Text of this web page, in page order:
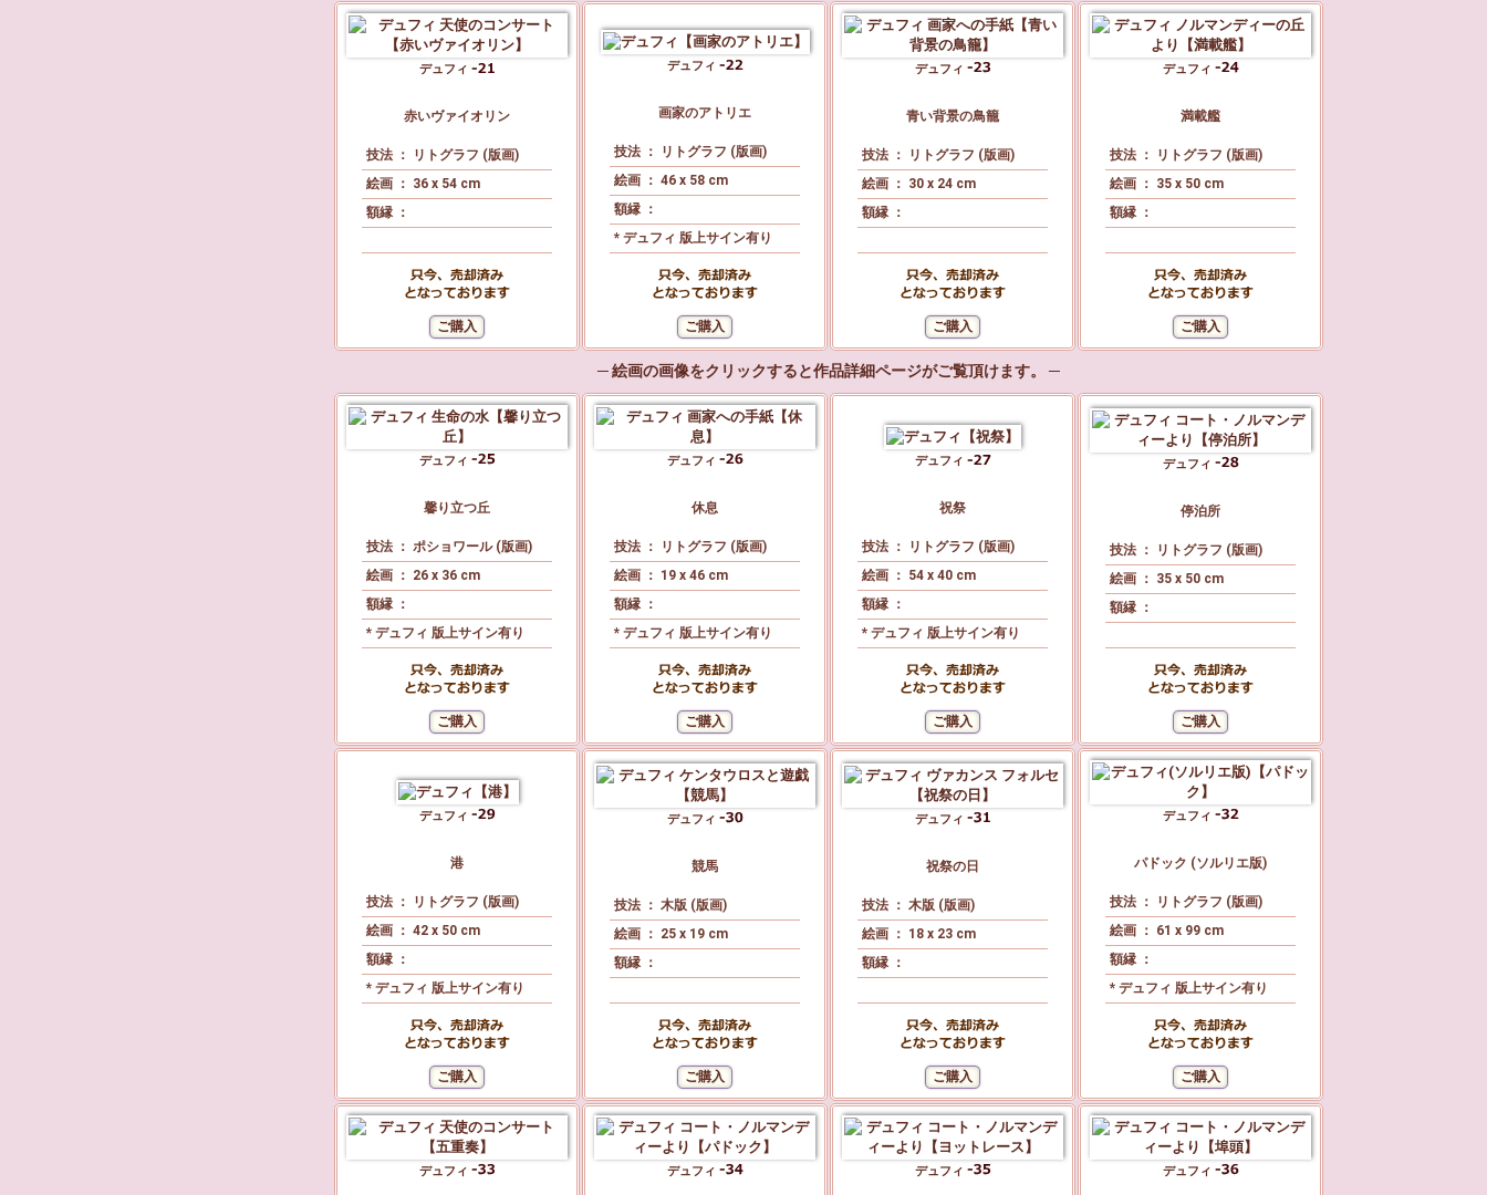
デュフィ
赤いヴァイオリン
技法 ： リトグラフ (版画)
絵画 ： 36 x 54 cm
額縁 ：
デュフィ
画家のアトリエ
技法 ： リトグラフ (版画)
絵画 ： 46 x 58 cm
額縁 ：
* デュフィ 版上サイン有り
デュフィ
青い背景の鳥籠
技法 ： リトグラフ (版画)
絵画 ： 30 x 24 cm
額縁 ：
デュフィ
満載艦
技法 ： リトグラフ (版画)
絵画 ： 35 x 50 cm
額縁 ：
─ 絵画の画像をクリックすると作品詳細ページがご覧頂けます。 ─
デュフィ
馨り立つ丘
技法 ： ポショワール (版画)
絵画 ： 26 x 36 cm
額縁 ：
* デュフィ 版上サイン有り
デュフィ
休息
技法 ： リトグラフ (版画)
絵画 ： 19 x 46 cm
額縁 ：
* デュフィ 版上サイン有り
デュフィ
祝祭
技法 ： リトグラフ (版画)
絵画 ： 54 x 40 cm
額縁 ：
* デュフィ 版上サイン有り
デュフィ
停泊所
技法 ： リトグラフ (版画)
絵画 ： 35 x 50 cm
額縁 ：
デュフィ
港
技法 ： リトグラフ (版画)
絵画 ： 42 x 50 cm
額縁 ：
* デュフィ 版上サイン有り
デュフィ
競馬
技法 ： 木版 (版画)
絵画 ： 25 x 19 cm
額縁 ：
デュフィ
祝祭の日
技法 ： 木版 (版画)
絵画 ： 18 x 23 cm
額縁 ：
デュフィ
パドック (ソルリエ版)
技法 ： リトグラフ (版画)
絵画 ： 61 x 99 cm
額縁 ：
* デュフィ 版上サイン有り
デュフィ デュフィ デュフィ デュフィ